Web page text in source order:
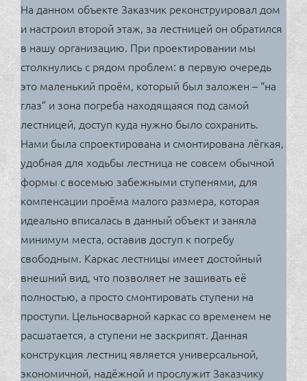
На данном объекте Заказчик реконструировал дом
и настроил второй этаж, за лестницей он обратился
в нашу организацию. При проектировании мы
столкнулись с рядом проблем: в первую очередь
это маленький проём, который был заложен – “на
глаз” и зона погреба находящаяся под самой
лестницей, доступ куда нужно было сохранить.
Нами была спроектирована и смонтирована лёгкая,
удобная для ходьбы лестница не совсем обычной
формы с восемью забежными ступенями, для
компенсации проёма малого размера, которая
идеально вписалась в данный объект и заняла
минимум места, оставив доступ к погребу
свободным. Каркас лестницы имеет достойный
внешний вид, что позволяет не зашивать её
полностью, а просто смонтировать ступени на
проступи. Цельносварной каркас со временем не
расшатается, а ступени не заскрипят. Данная
конструкция лестниц является универсальной,
экономичной, надёжной и прослужит Заказчику